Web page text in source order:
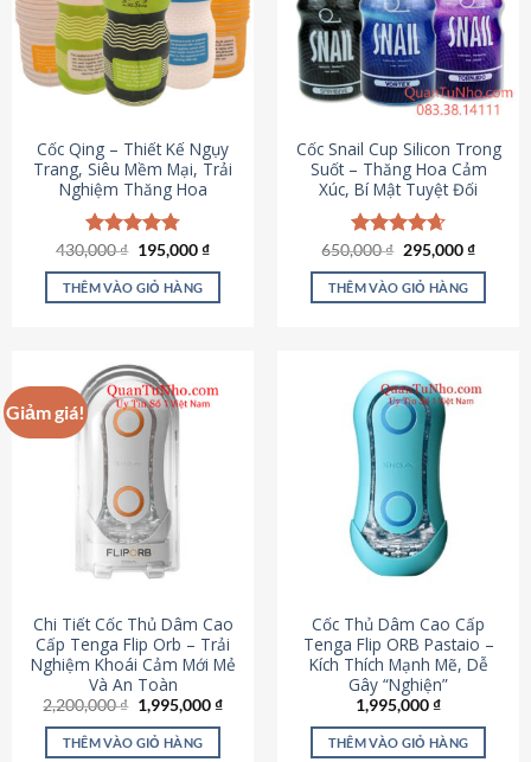
Cốc Qing – Thiết Kế Ngụy
Trang, Siêu Mềm Mại, Trải
Nghiệm Thăng Hoa
Được xếp
hạng4.78
5 sao
430,000₫ Giá
là:
430,000 ₫.
195,000₫Giá
tại
THÊM VÀO GIỎ HÀNG
Cốc Snail Cup Silicon Trong
Suốt – Thăng Hoa Cảm
Xúc, Bí Mật Tuyệt Đối
Được xếp
hạng4.69
5 sao
650,000₫ Giá
là:
650,000 ₫.
295,000₫Giá
tại
THÊM VÀO GIỎ HÀNG
Giảm giá!
Chi Tiết Cốc Thủ Dâm Cao
Cấp Tenga Flip Orb – Trải
Nghiệm Khoái Cảm Mới Mẻ
Và An Toàn
2,200,000₫ Giá
gốc
là:
2,200,000 ₫.
1,995,000₫Giá
THÊM VÀO GIỎ HÀNG
Cốc Thủ Dâm Cao Cấp
Tenga Flip ORB Pastaio –
Kích Thích Mạnh Mẽ, Dễ
Gây “Nghiện”
1,995,000₫
THÊM VÀO GIỎ HÀNG